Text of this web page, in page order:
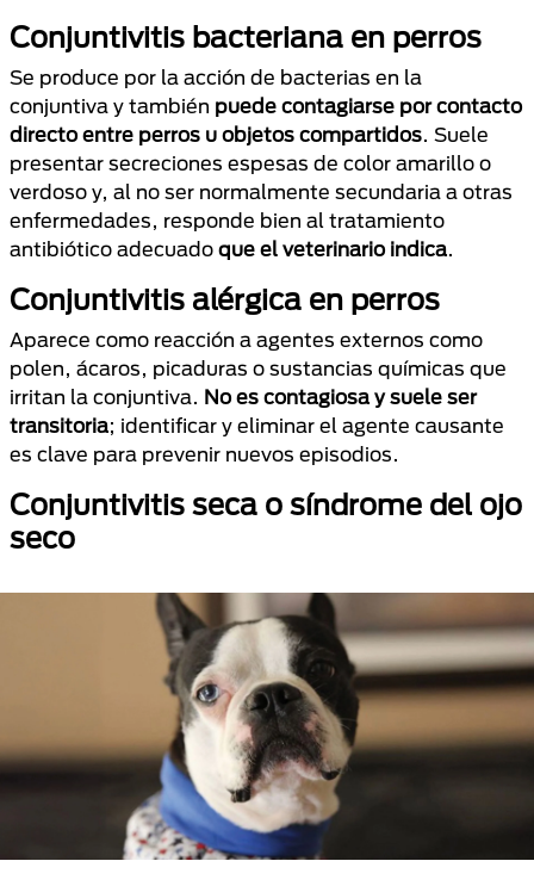
Conjuntivitis bacteriana en perros
Se produce por la acción de bacterias en la
conjuntiva y también puede contagiarse por contacto
directo entre perros u objetos compartidos. Suele
presentar secreciones espesas de color amarillo o
verdoso y, al no ser normalmente secundaria a otras
enfermedades, responde bien al tratamiento
antibiótico adecuado que el veterinario indica.
Conjuntivitis alérgica en perros
Aparece como reacción a agentes externos como
polen, ácaros, picaduras o sustancias químicas que
irritan la conjuntiva. No es contagiosa y suele ser
transitoria; identificar y eliminar el agente causante
es clave para prevenir nuevos episodios.
Conjuntivitis seca o síndrome del ojo
seco